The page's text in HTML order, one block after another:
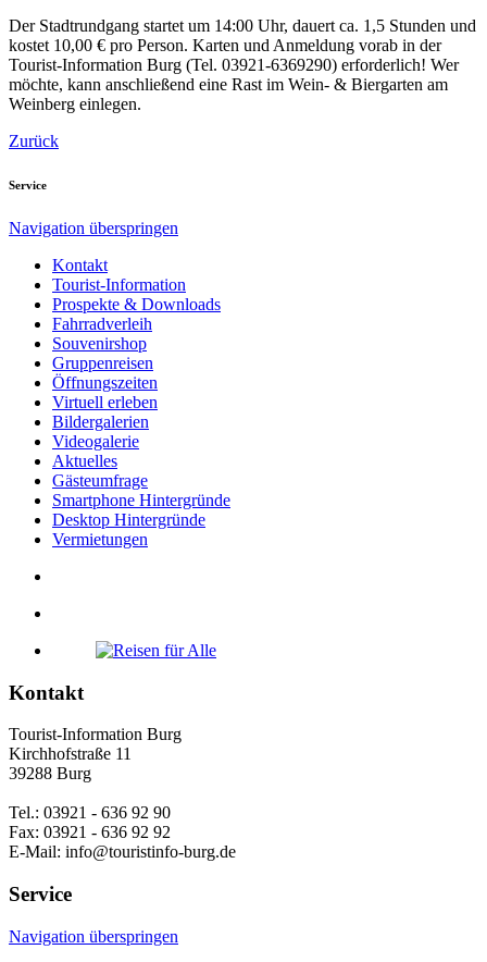
Der Stadtrundgang startet um 14:00 Uhr, dauert ca. 1,5 Stunden und
kostet 10,00 € pro Person. Karten und Anmeldung vorab in der
Tourist-Information Burg (Tel. 03921-6369290) erforderlich! Wer
möchte, kann anschließend eine Rast im Wein- & Biergarten am
Weinberg einlegen.
Zurück
Service
Navigation überspringen
Kontakt
Tourist-Information
Prospekte & Downloads
Fahrradverleih
Souvenirshop
Gruppenreisen
Öffnungszeiten
Virtuell erleben
Bildergalerien
Videogalerie
Aktuelles
Gästeumfrage
Smartphone Hintergründe
Desktop Hintergründe
Vermietungen
Kontakt
Tourist-Information Burg
Kirchhofstraße 11
39288 Burg
Tel.: 03921 - 636 92 90
Fax: 03921 - 636 92 92
E-Mail: info@touristinfo-burg.de
Service
Navigation überspringen